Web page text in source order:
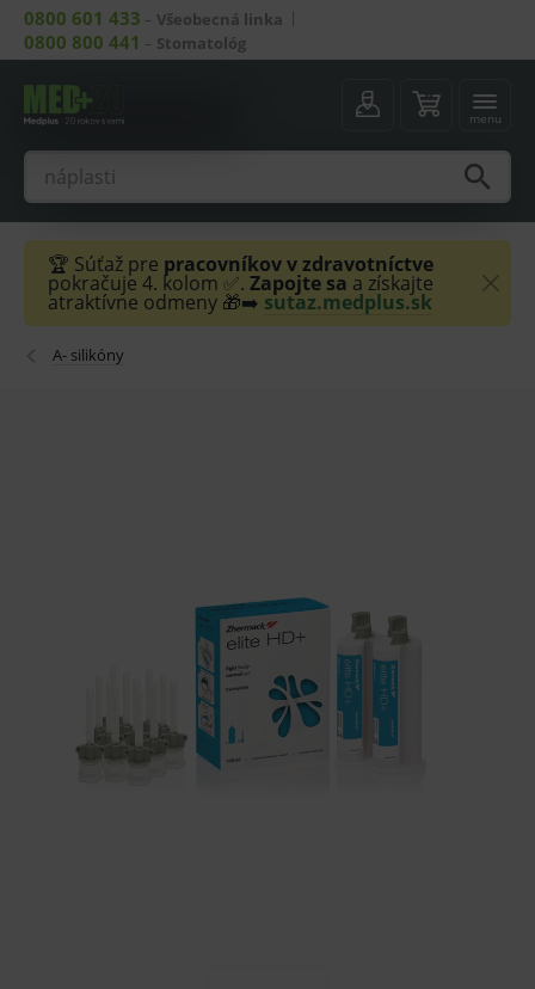
0800 601 433 – Všeobecná linka
0800 800 441 – Stomatológ
menu
🏆 Súťaž pre pracovníkov v zdravotníctve
pokračuje 4. kolom ✅. Zapojte sa a získajte
atraktívne odmeny 🎁➡️ sutaz.medplus.sk
A- silikóny